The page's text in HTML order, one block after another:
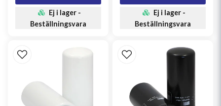
Ej i lager -
Beställningsvara
Ej i lager -
Beställningsvara